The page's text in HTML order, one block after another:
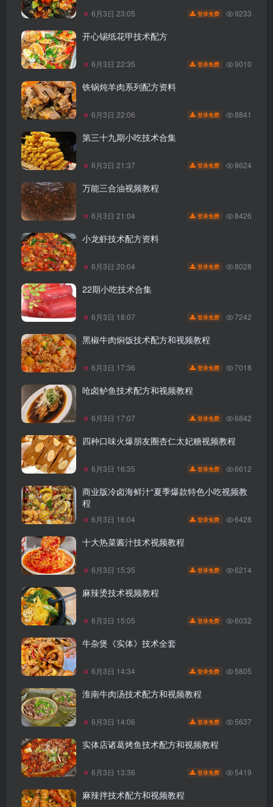
6月3日 23:05 登录免费 9233
开心锡纸花甲技术配方
6月3日 22:35 登录免费 9010
铁锅炖羊肉系列配方资料
6月3日 22:06 登录免费 8841
第三十九期小吃技术合集
6月3日 21:37 登录免费 8624
万能三合油视频教程
6月3日 21:04 登录免费 8426
小龙虾技术配方资料
6月3日 20:04 登录免费 8028
22期小吃技术合集
6月3日 18:07 登录免费 7242
黑椒牛肉焖饭技术配方和视频教程
6月3日 17:36 登录免费 7018
呛卤鲈鱼技术配方和视频教程
6月3日 17:07 登录免费 6842
四种口味火爆朋友圈杏仁太妃糖视频教程
6月3日 16:35 登录免费 6612
商业版冷卤海鲜汁“夏季爆款特色小吃视频教
程
6月3日 16:04 登录免费 6428
十大热菜酱汁技术视频教程
6月3日 15:35 登录免费 6214
麻辣烫技术视频教程
6月3日 15:05 登录免费 6032
牛杂煲《实体》技术全套
6月3日 14:34 登录免费 5805
淮南牛肉汤技术配方和视频教程
6月3日 14:06 登录免费 5637
实体店诸葛烤鱼技术配方和视频教程
6月3日 13:36 登录免费 5419
麻辣拌技术配方和视频教程